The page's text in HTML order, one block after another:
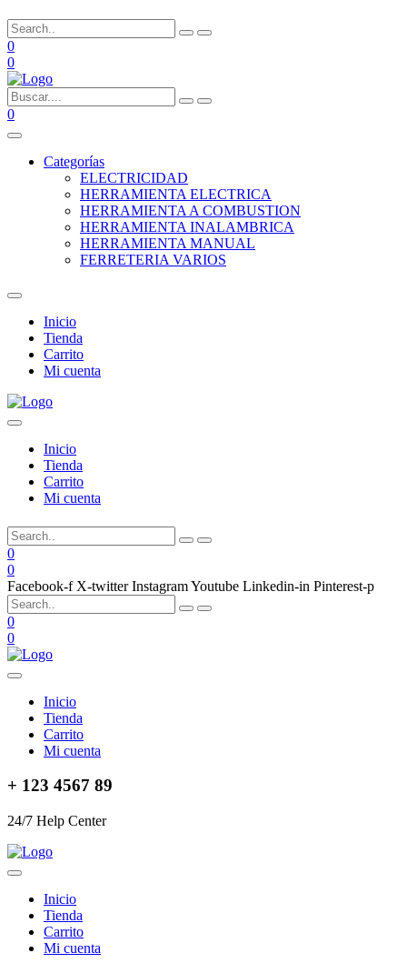
0
0
0
Categorías
ELECTRICIDAD
HERRAMIENTA ELECTRICA
HERRAMIENTA A COMBUSTION
HERRAMIENTA INALAMBRICA
HERRAMIENTA MANUAL
FERRETERIA VARIOS
Inicio
Tienda
Carrito
Mi cuenta
Inicio
Tienda
Carrito
Mi cuenta
0
0
Facebook-f X-twitter InstagramYoutube Linkedin-in Pinterest-p
0
0
Inicio
Tienda
Carrito
Mi cuenta
+ 123 4567 89
24/7 Help Center
Inicio
Tienda
Carrito
Mi cuenta